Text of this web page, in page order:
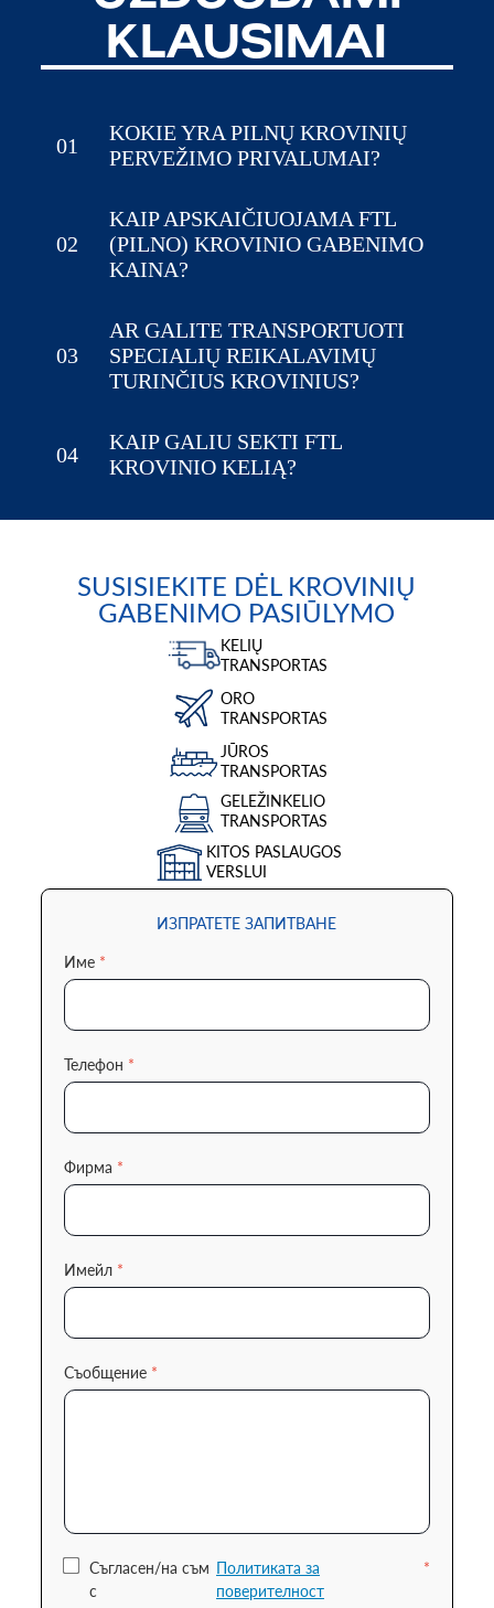
KLAUSIMAI
01
KOKIE YRA PILNŲ KROVINIŲ
PERVEŽIMO PRIVALUMAI?
02
KAIP APSKAIČIUOJAMA FTL
(PILNO) KROVINIO GABENIMO
KAINA?
03
AR GALITE TRANSPORTUOTI
SPECIALIŲ REIKALAVIMŲ
TURINČIUS KROVINIUS?
04
KAIP GALIU SEKTI FTL
KROVINIO KELIĄ?
SUSISIEKITE DĖL KROVINIŲ
GABENIMO PASIŪLYMO
KELIŲ
TRANSPORTAS
ORO
TRANSPORTAS
JŪROS
TRANSPORTAS
GELEŽINKELIO
TRANSPORTAS
KITOS PASLAUGOS
VERSLUI
ИЗПРАТЕТЕ ЗАПИТВАНЕ
Име *
Телефон *
Фирма *
Имейл *
Съобщение *
Съгласен/на съм
с
Политиката за
поверителност
*